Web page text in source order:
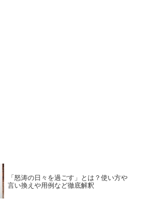
「怒涛の日々を過ごす」とは？使い方や
言い換えや用例など徹底解釈